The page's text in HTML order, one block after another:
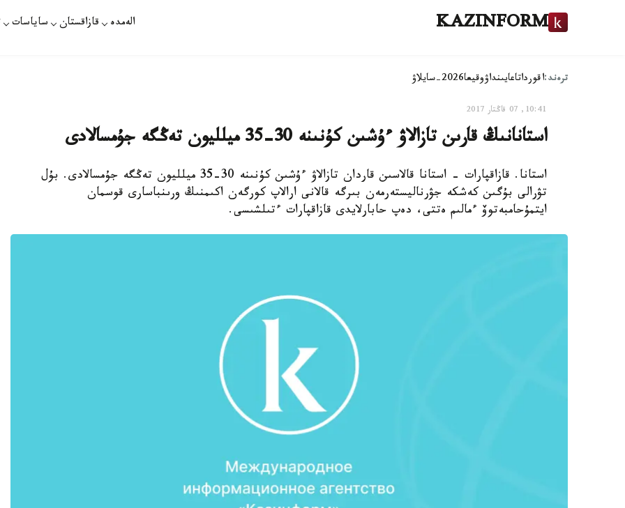
KAZINFORM الەمدە قازاقستان ساياسات
ترەند:اقورداتاعايىنداۋوقيعا2026-سايلاۋ
10:41, 07 قاڭتار 2017
استانانىڭ قارىن تازالاۋ ءۇشىن كۇنىنە 30-35 ميلليون تەڭگە جۇمسالادى
استانا. قازاقپارات - استانا قالاسىن قاردان تازالاۋ ءۇشىن كۇنىنە 30-35 ميلليون تەڭگە جۇمسالادى. بۇل
تۋرالى بۇگىن كەشكە جۋرناليستەرمەن بىرگە قالانى ارالاپ كورگەن اكىمنىڭ ورىنباسارى قوسمان
ايتمۇحامبەتوۆ ءمالىم ەتتى، دەپ حابارلايدى قازاقپارات ءتىلشىسى.